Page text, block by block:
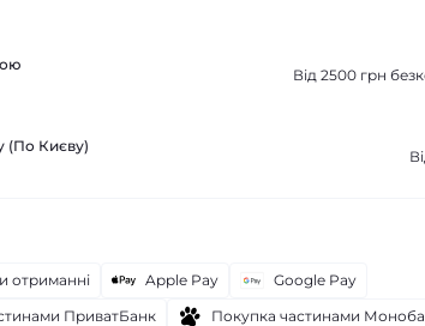
Від 2500 грн
(По Києву)
отриманні Apple Pay
Google Pay
ПриватБанк
Покупка частинами